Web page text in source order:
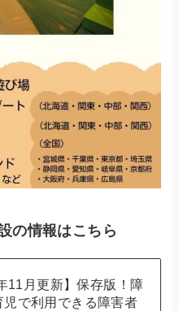
の情報はこちら
11月更新】保存版！障
児で利用できる障害者